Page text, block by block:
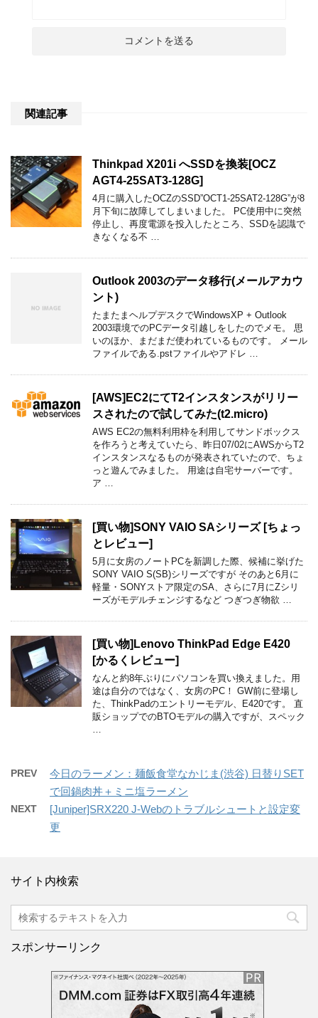
関連記事
Thinkpad X201i へSSDを換装[OCZ
AGT4-25SAT3-128G]
4月に購入したOCZのSSD”OCT1-25SAT2-128G”が8
月下旬に故障してしまいました。 PC使用中に突然
停止し、再度電源を投入したところ、SSDを認識で
きなくなる不 …
Outlook 2003のデータ移行(メールアカウ
ント)
たまたまヘルプデスクでWindowsXP + Outlook
2003環境でのPCデータ引越しをしたのでメモ。 思
いのほか、まだまだ使われているものです。 メール
ファイルである.pstファイルやアドレ …
[AWS]EC2にてT2インスタンスがリリー
スされたので試してみた(t2.micro)
AWS EC2の無料利用枠を利用してサンドボックス
を作ろうと考えていたら、昨日07/02にAWSからT2
インスタンスなるものが発表されていたので、ちょ
っと遊んでみました。 用途は自宅サーバーです。
ア …
[買い物]SONY VAIO SAシリーズ [ちょっ
とレビュー]
5月に女房のノートPCを新調した際、候補に挙げた
SONY VAIO S(SB)シリーズですが そのあと6月に
軽量・SONYストア限定のSA、さらに7月にZシリ
ーズがモデルチェンジするなど つぎつぎ物欲 …
[買い物]Lenovo ThinkPad Edge E420
[かるくレビュー]
なんと約8年ぶりにパソコンを買い換えました。用
途は自分のではなく、女房のPC！ GW前に登場し
た、ThinkPadのエントリーモデル、E420です。 直
販ショップでのBTOモデルの購入ですが、スペック
PREV
今日のラーメン：麺飯食堂なかじま(渋谷) 日替りSET
で回鍋肉丼＋ミニ塩ラーメン
NEXT
[Juniper]SRX220 J-Webのトラブルシュートと設定変
更
サイト内検索
スポンサーリンク